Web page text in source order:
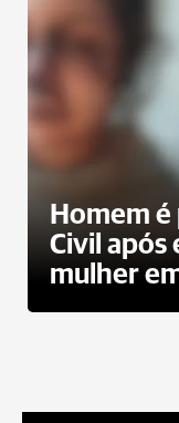
Homem
Civil após
mulher